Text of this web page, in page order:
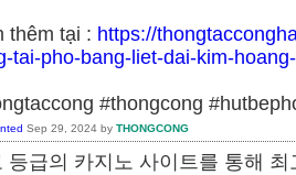
thêm tại : https://
tai-pho-bang-liet-dai-kim-
#thongcong
Sep 29, 2024 by THONGCONG
등급의 카지노 사이트를 통해